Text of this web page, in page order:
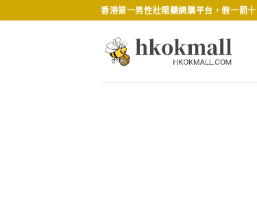
to
香港第一男性壯陽藥網購平台，假一罰十